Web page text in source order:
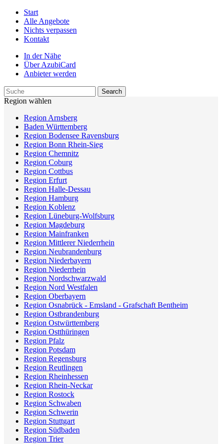
Start
Alle Angebote
Nichts verpassen
Kontakt
In der Nähe
Über AzubiCard
Anbieter werden
Region wählen
Region Arnsberg
Baden Württemberg
Region Bodensee Ravensburg
Region Bonn Rhein-Sieg
Region Chemnitz
Region Coburg
Region Cottbus
Region Erfurt
Region Halle-Dessau
Region Hamburg
Region Koblenz
Region Lüneburg-Wolfsburg
Region Magdeburg
Region Mainfranken
Region Mittlerer Niederrhein
Region Neubrandenburg
Region Niederbayern
Region Niederrhein
Region Nordschwarzwald
Region Nord Westfalen
Region Oberbayern
Region Osnabrück - Emsland - Grafschaft Bentheim
Region Ostbrandenburg
Region Ostwürttemberg
Region Ostthüringen
Region Pfalz
Region Potsdam
Region Regensburg
Region Reutlingen
Region Rheinhessen
Region Rhein-Neckar
Region Rostock
Region Schwaben
Region Schwerin
Region Stuttgart
Region Südbaden
Region Trier